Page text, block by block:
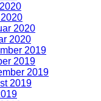
2020
2020
2019
2019
2019
2019